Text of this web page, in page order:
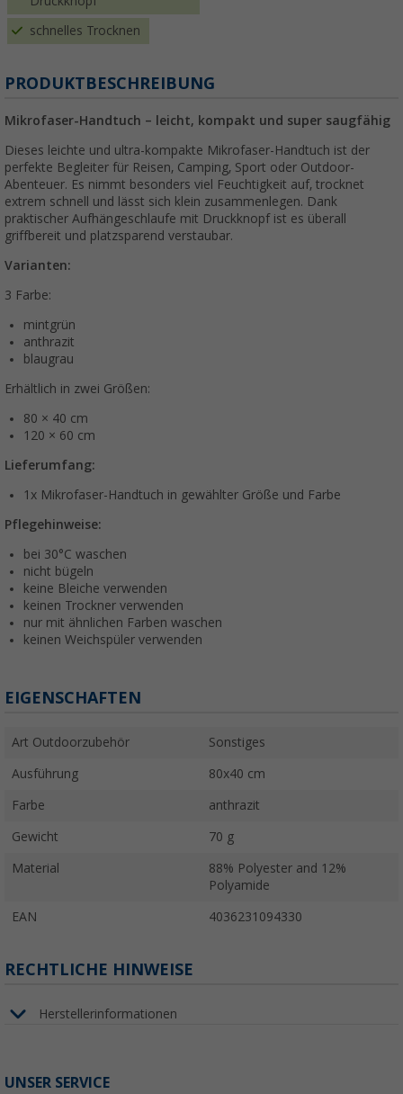
schnelles Trocknen
PRODUKTBESCHREIBUNG
Mikrofaser-Handtuch – leicht, kompakt und super saugfähig
Dieses leichte und ultra-kompakte Mikrofaser-Handtuch ist der
perfekte Begleiter für Reisen, Camping, Sport oder Outdoor-
Abenteuer. Es nimmt besonders viel Feuchtigkeit auf, trocknet
extrem schnell und lässt sich klein zusammenlegen. Dank
praktischer Aufhängeschlaufe mit Druckknopf ist es überall
griffbereit und platzsparend verstaubar.
Varianten:
3 Farbe:
mintgrün
anthrazit
blaugrau
Erhältlich in zwei Größen:
80 × 40 cm
120 × 60 cm
Lieferumfang:
1x Mikrofaser-Handtuch in gewählter Größe und Farbe
Pflegehinweise:
bei 30°C waschen
nicht bügeln
keine Bleiche verwenden
keinen Trockner verwenden
nur mit ähnlichen Farben waschen
keinen Weichspüler verwenden
EIGENSCHAFTEN
Art Outdoorzubehör Sonstiges
Ausführung 80x40 cm
Farbe anthrazit
Gewicht 70 g
Material
88% Polyester and 12%
Polyamide
EAN 4036231094330
RECHTLICHE HINWEISE
Herstellerinformationen
UNSER SERVICE